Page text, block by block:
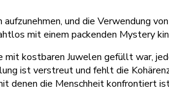
und die Verwendung
mit einem packenden Mystery
kostbaren Juwelen gefüllt war,
ist verstreut und fehlt die
denen die Menschheit